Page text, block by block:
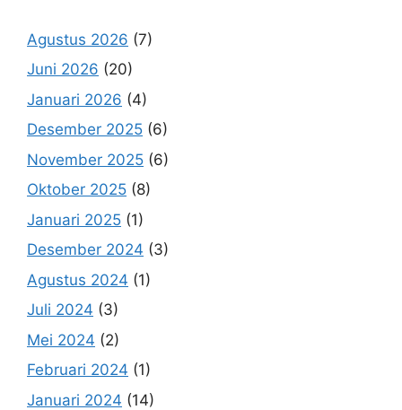
Agustus 2026 (7)
Juni 2026 (20)
Januari 2026 (4)
Desember 2025 (6)
November 2025 (6)
Oktober 2025 (8)
Januari 2025 (1)
Desember 2024 (3)
Agustus 2024 (1)
Juli 2024 (3)
Mei 2024 (2)
Februari 2024 (1)
Januari 2024 (14)